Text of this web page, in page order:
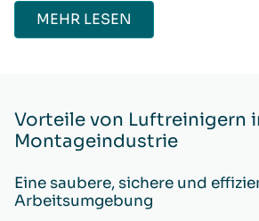
MEHR LESEN
Vorteile von Luftreinigern
Montageindustrie
Eine saubere, sichere und
Arbeitsumgebung